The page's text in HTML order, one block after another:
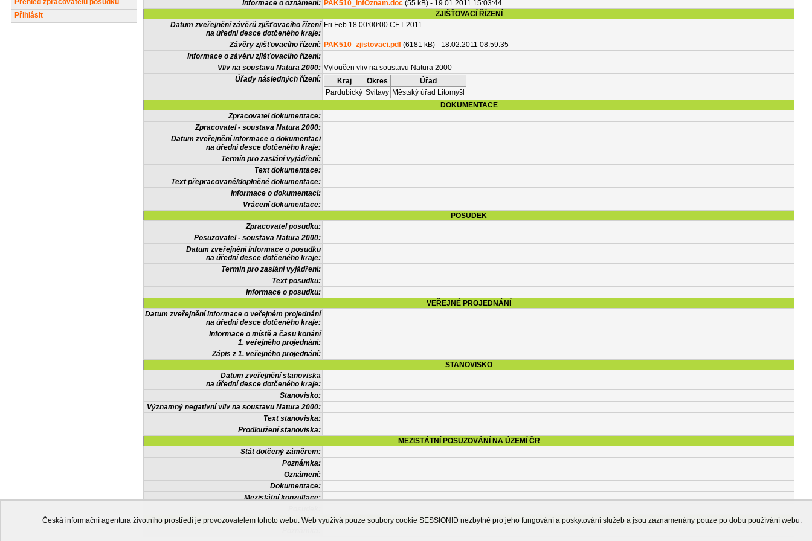
Přehled zpracovatelů posudků
Přihlásit
Informace o oznámení: PAK510_infOznam.doc (55 kB) - 19.01.2011 15:03:44
ZJIŠŤOVACÍ ŘÍZENÍ
Datum zveřejnění závěrů zjišťovacího řízení
na úřední desce dotčeného kraje:
Fri Feb 18 00:00:00 CET 2011
Závěry zjišťovacího řízení: PAK510_zjistovaci.pdf (6181 kB) - 18.02.2011 08:59:35
Informace o závěru zjišťovacího řízení:
Vliv na soustavu Natura 2000: Vyloučen vliv na soustavu Natura 2000
Úřady následných řízení:
Kraj Okres
Úřad
Pardubický Svitavy Městský úřad Litomyšl
DOKUMENTACE
Zpracovatel dokumentace:
Zpracovatel - soustava Natura 2000:
Datum zveřejnění informace o dokumentaci
na úřední desce dotčeného kraje:
Termín pro zaslání vyjádření:
Text dokumentace:
Text přepracované/doplněné dokumentace:
Informace o dokumentaci:
Vrácení dokumentace:
POSUDEK
Zpracovatel posudku:
Posuzovatel - soustava Natura 2000:
Datum zveřejnění informace o posudku
na úřední desce dotčeného kraje:
Termín pro zaslání vyjádření:
Text posudku:
Informace o posudku:
VEŘEJNÉ PROJEDNÁNÍ
Datum zveřejnění informace o veřejném projednání
na úřední desce dotčeného kraje:
Informace o místě a času konání
1. veřejného projednání:
Zápis z 1. veřejného projednání:
STANOVISKO
Datum zveřejnění stanoviska
na úřední desce dotčeného kraje:
Stanovisko:
Významný negativní vliv na soustavu Natura 2000:
Text stanoviska:
Prodloužení stanoviska:
MEZISTÁTNÍ POSUZOVÁNÍ NA ÚZEMÍ ČR
Stát dotčený záměrem:
Poznámka:
Oznámení:
Dokumentace:
Mezistátní konzultace:
OSTATNÍ INFORMACE
Česká informační agentura životního prostředí je provozovatelem tohoto webu. Web využívá pouze soubory cookie SESSIONID nezbytné pro jeho fungování a poskytování služeb a jsou zaznamenány pouze po dobu používání webu.